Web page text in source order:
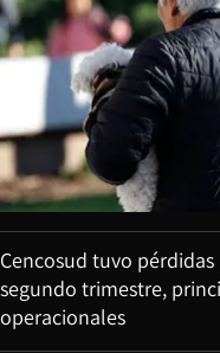
Cencosud tuvo
segundo trimestre,
operacionales